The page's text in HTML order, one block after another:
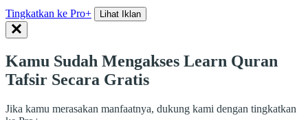
Tingkatkan ke Pro+ Lihat Iklan
Kamu Sudah Mengakses Learn Quran
Tafsir Secara Gratis
Jika kamu merasakan manfaatnya, dukung kami dengan tingkatkan